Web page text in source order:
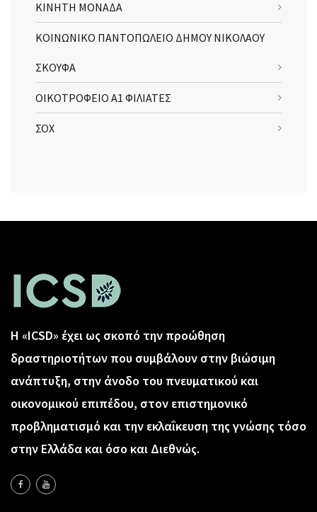
ΚΙΝΗΤΗ ΜΟΝΑΔΑ
ΚΟΙΝΩΝΙΚΟ ΠΑΝΤΟΠΩΛΕΙΟ ΔΗΜΟΥ ΝΙΚΟΛΑΟΥ
ΣΚΟΥΦΑ
ΟΙΚΟΤΡΟΦΕΙΟ Α1 ΦΙΛΙΑΤΕΣ
ΣΟΧ
Η «ICSD» έχει ως σκοπό την προώθηση
δραστηριοτήτων που συμβάλουν στην βιώσιμη
ανάπτυξη, στην άνοδο του πνευματικού και
οικονομικού επιπέδου, στον επιστημονικό
προβληματισμό και την εκλαΐκευση της γνώσης τόσο
στην Ελλάδα και όσο και Διεθνώς.